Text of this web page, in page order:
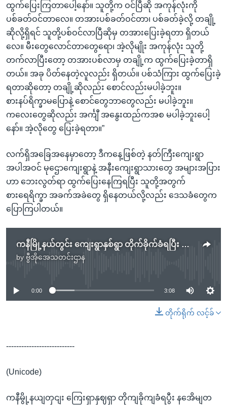
ထွက်ပြေးကြတာပေါ့နော်။ သူတို့က ဝင်ပြီဆို အကုန်လုံးကို
ပစ်ခတ်ဝင်တာလေ။ တအားပစ်ခတ်ဝင်တာ၊ ပစ်ခတ်ခဲ့လို့ တချို့
ဆိုလို့ရှိရင် သူတို့ပစ်ဝင်လာပြီဆိုမှ တအားပြေးခဲ့ရတာ ရှိတယ်
လေ။ မီးတွေလောင်တာတွေရော၊ အဲ့လိုမျိုး အကုန်လုံး သူတို့
တက်လာပြီးတော့ တအားပစ်လာမှ တချို့က ထွက်ပြေးခဲ့တာရှိ
တယ်။ အခု ပိတ်နေတဲ့လူလည်း ရှိတယ်။ ပစ်သံကြား ထွက်ပြေးခဲ့
ရတာဆိုတော့ တချို့ဆိုလည်း စောင်လည်းမပါခဲ့ဘူး။
စားနပ်ရိက္ခာမပြောနဲ့ စောင်တွေဘာတွေလည်း မပါခဲ့ဘူး။
ကလေးတွေဆိုလည်း အင်္ကျီ အနွေးထည်ကအစ မပါခဲ့ဘူးပေါ့
နော်။ အဲ့လိုတွေ ပြေးခဲ့ရတာ။”
လက်ရှိအခြေအနေမှာတော့ ဒီကနေ့ဖြစ်တဲ့ နတ်ကြီးကျေးရွာ
အပါအဝင် မုဌောကျေးရွာနဲ့ အနီးကျေးရွာသားတွေ အများအပြား
ဟာ ဘေးလွတ်ရာ ထွက်ပြေးနေကြရပြီး သူတို့အတွက်
စားရေရိက္ခာ အခက်အခဲတွေ ရှိနေတယ်လို့လည်း ဒေသခံတွေက
ပြောကြပါတယ်။
ကနီမြို့နယ်တွင်း ကျေးရွာနှစ်ရွာ တိုက်ခိုက်ခံရပြီး နေအိမ်တချို့ မီးလောင်
by ဗွီအိုအေသတင်းဌာန
No media source currently available
0:00 3:08
တိုက်ရိုက် လင့်ခ်
---------------------------
(Unicode)
ကနီမွို့နယျတှငျး ကြေးရှာနှဈရှာ တိုကျခိုကျခံရပွီး နအေိမျတ